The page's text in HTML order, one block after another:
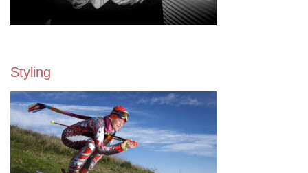
Styling